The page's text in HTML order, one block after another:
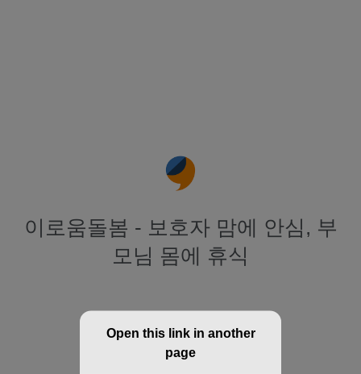
이로움돌봄 - 보호자 맘에 안심, 부
모님 몸에 휴식